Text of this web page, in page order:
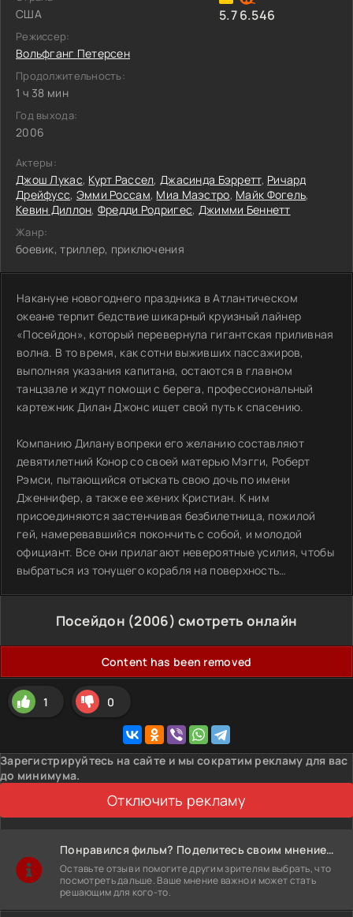
США
Режиссер:
Вольфганг Петерсен
Продолжительность:
1 ч 38 мин
Год выхода:
2006
5.76.546
Актеры:
Джош Лукас, Курт Рассел,Джасинда Бэрретт, Ричард
Дрейфусс, Эмми Россам, Миа Маэстро, Майк Фогель,
Кевин Диллон, Фредди Родригес, Джимми Беннетт
Жанр:
боевик, триллер, приключения
Накануне новогоднего праздника в Атлантическом
океане терпит бедствие шикарный круизный лайнер
«Посейдон», который перевернула гигантская приливная
волна. В то время, как сотни выживших пассажиров,
выполняя указания капитана, остаются в главном
танцзале и ждут помощи с берега, профессиональный
картежник Дилан Джонс ищет свой путь к спасению.
Компанию Дилану вопреки его желанию составляют
девятилетний Конор со своей матерью Мэгги, Роберт
Рэмси, пытающийся отыскать свою дочь по имени
Дженнифер, а также ее жених Кристиан. К ним
присоединяются застенчивая безбилетница, пожилой
гей, намеревавшийся покончить с собой, и молодой
официант. Все они прилагают невероятные усилия, чтобы
выбраться из тонущего корабля на поверхность…
Посейдон (2006) смотреть онлайн
Content has been removed
1 0
Зарегистрируйтесь на сайте и мы сократим рекламу для вас
до минимума.
Отключить рекламу
Понравился фильм? Поделитесь своим мнением!
Оставьте отзыв и помогите другим зрителям выбрать, что
посмотреть дальше. Ваше мнение важно и может стать
решающим для кого-то.